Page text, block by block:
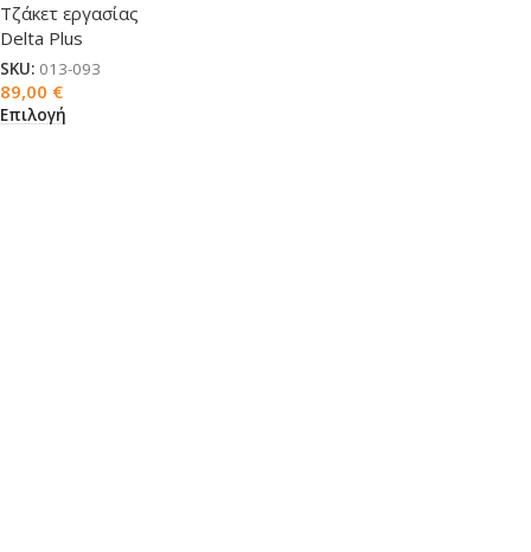
Τζάκετ εργασίας
Delta Plus
SKU: 013-093
89,00 €
Επιλογή